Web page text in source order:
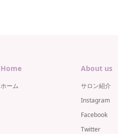
Home
ホーム
About us
サロン紹介
Instagram
Facebook
Twitter